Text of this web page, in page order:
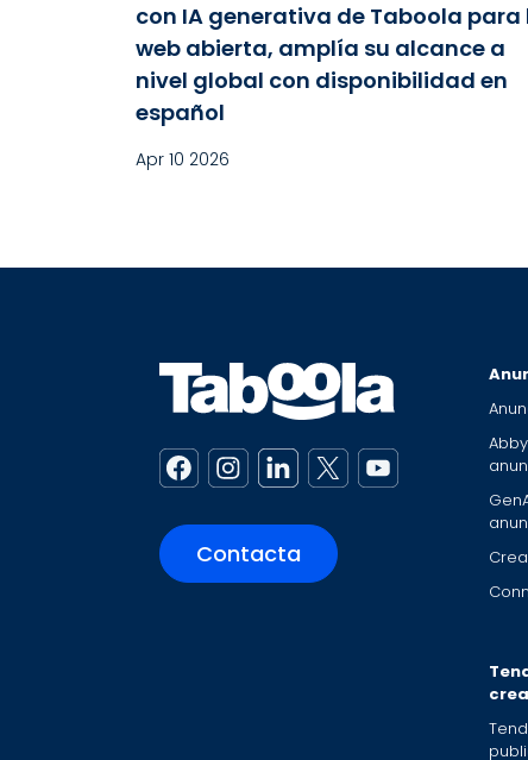
con IA generativa de Taboola para
web abierta, amplía su alcance a
nivel global con disponibilidad en
español
Apr 10 2026
Contacta